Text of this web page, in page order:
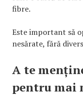
fibre.
Este important să
nesărate, fără
A te
pentru mai